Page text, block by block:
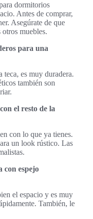
dormitorios
Antes de comprar,
Asegúrate de que
muebles.
para una
es muy duradera.
también son
el resto de la
con lo que ya tienes.
un look rústico. Las
con espejo
el espacio y es muy
También, le